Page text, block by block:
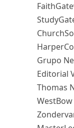
Grupo
Editorial
Thomas
WestBow